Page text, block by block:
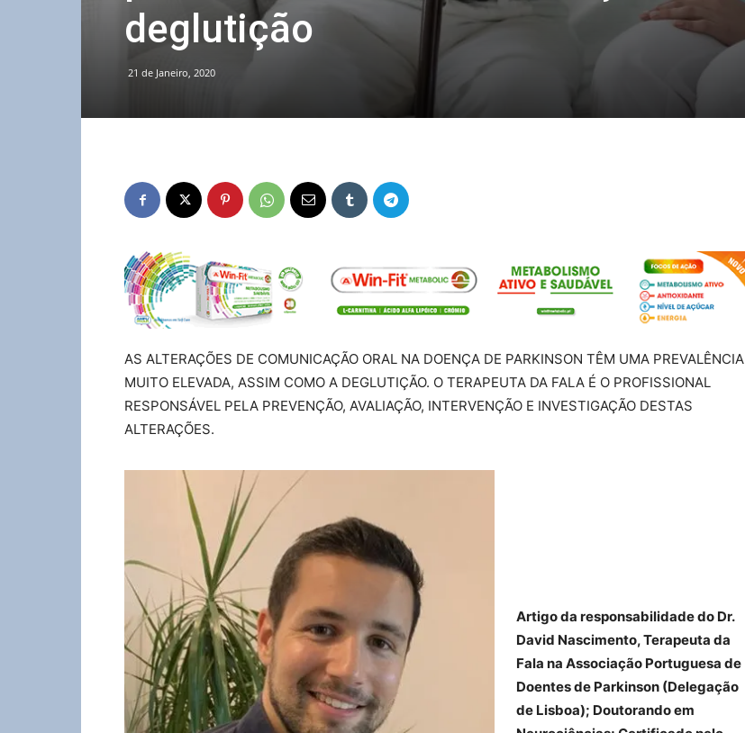
deglutição
21 de Janeiro, 2020
AS ALTERAÇÕES DE COMUNICAÇÃO ORAL NA DOENÇA DE PARKINSON TÊM UMA PREVALÊNCIA
MUITO ELEVADA, ASSIM COMO A DEGLUTIÇÃO. O TERAPEUTA DA FALA É O PROFISSIONAL
RESPONSÁVEL PELA PREVENÇÃO, AVALIAÇÃO, INTERVENÇÃO E INVESTIGAÇÃO DESTAS
ALTERAÇÕES.
Artigo da responsabilidade do Dr.
David Nascimento, Terapeuta da
Fala na Associação Portuguesa de
Doentes de Parkinson (Delegação
de Lisboa); Doutorando em